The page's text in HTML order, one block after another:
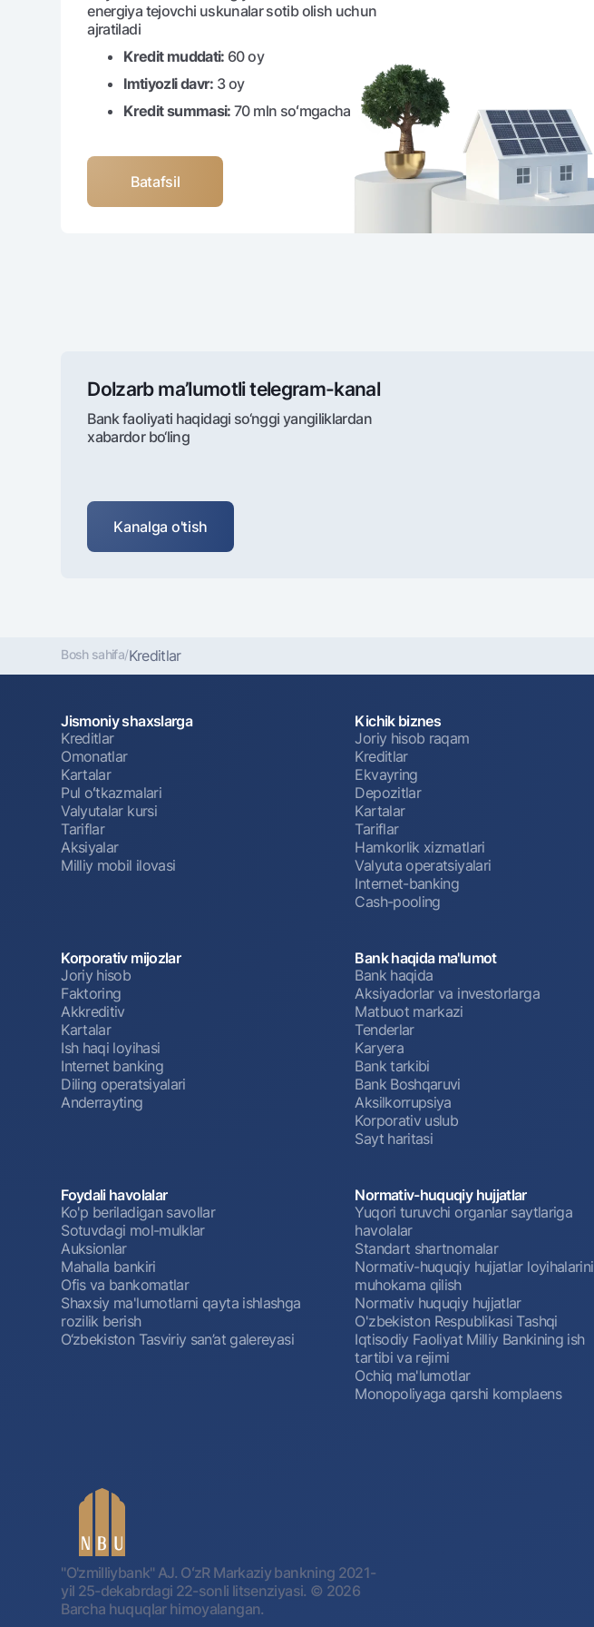
energiya tejovchi uskunalar sotib olish uchun
ajratiladi
Kredit muddati: 60 oy
Imtiyozli davr: 3 oy
Kredit summasi: 70 mln soʻmgacha
Batafsil
Dolzarb ma’lumotli tеlеgram-kanal
Bank faoliyati haqidagi so‘nggi yangiliklardan
xabardor bo‘ling
Kanalga o'tish
Bosh sahifa/Kreditlar
Jismoniy shaxslarga
Kreditlar
Omonatlar
Kartalar
Pul oʻtkazmalari
Valyutalar kursi
Tariflar
Aksiyalar
Milliy mobil ilovasi
Kichik biznes
Joriy hisob raqam
Kreditlar
Ekvayring
Depozitlar
Kartalar
Tariflar
Hamkorlik xizmatlari
Valyuta operatsiyalari
Internet-banking
Cash-pooling
Korporativ mijozlar
Joriy hisob
Faktoring
Akkreditiv
Kartalar
Ish haqi loyihasi
Internet banking
Diling operatsiyalari
Anderrayting
Bank haqida ma'lumot
Bank haqida
Aksiyadorlar va investorlarga
Matbuot markazi
Tenderlar
Karyera
Bank tarkibi
Bank Boshqaruvi
Aksilkorrupsiya
Korporativ uslub
Sayt haritasi
Foydali havolalar
Ko'p beriladigan savollar
Sotuvdagi mol-mulklar
Auksionlar
Mahalla bankiri
Ofis va bankomatlar
Shaxsiy ma'lumotlarni qayta ishlashga
rozilik berish
O‘zbekiston Tasviriy san’at galereyasi
Normativ-huquqiy hujjatlar
Yuqori turuvchi organlar saytlariga
havolalar
Standart shartnomalar
Normativ-huquqiy hujjatlar loyihalarini
muhokama qilish
Normativ huquqiy hujjatlar
O'zbekiston Respublikasi Tashqi
Iqtisodiy Faoliyat Milliy Bankining ish
tartibi va rejimi
Ochiq ma'lumotlar
Monopoliyaga qarshi komplaens
"O'zmilliybank" AJ. OʻzR Markaziy bankning 2021-
yil 25-dekabrdagi 22-sonli litsenziyasi. © 2026
Barcha huquqlar himoyalangan.